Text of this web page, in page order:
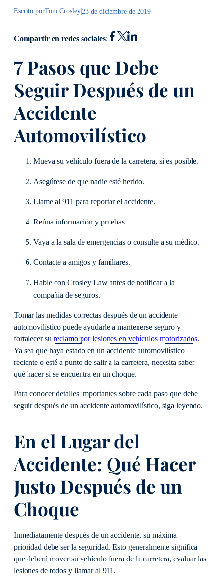
Escrito porTom Crosley|23 de diciembre de 2019
Compartir en redes sociales:
7 Pasos que Debe
Seguir Después de un
Accidente
Automovilístico
Mueva su vehículo fuera de la carretera, si es posible.
Asegúrese de que nadie esté herido.
Llame al 911 para reportar el accidente.
Reúna información y pruebas.
Vaya a la sala de emergencias o consulte a su médico.
Contacte a amigos y familiares.
Hable con Crosley Law antes de notificar a la
compañía de seguros.
Tomar las medidas correctas después de un accidente
automovilístico puede ayudarle a mantenerse seguro y
fortalecer su reclamo por lesiones en vehículos motorizados.
Ya sea que haya estado en un accidente automovilístico
reciente o esté a punto de salir a la carretera, necesita saber
qué hacer si se encuentra en un choque.
Para conocer detalles importantes sobre cada paso que debe
seguir después de un accidente automovilístico, siga leyendo.
En el Lugar del
Accidente: Qué Hacer
Justo Después de un
Choque
Inmediatamente después de un accidente, su máxima
prioridad debe ser la seguridad. Esto generalmente significa
que deberá mover su vehículo fuera de la carretera, evaluar las
lesiones de todos y llamar al 911.